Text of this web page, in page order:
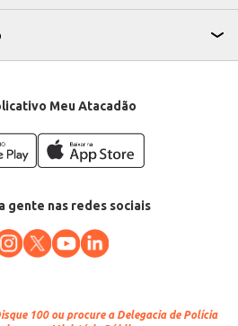
Meu Atacadão
gente nas redes sociais
100 ou procure a Delegacia de Polícia